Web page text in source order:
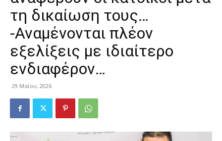
τη δικαίωση τους…
-Αναμένονται πλέον
εξελίξεις με ιδιαίτερο
ενδιαφέρον…
29 Μαΐου, 2026